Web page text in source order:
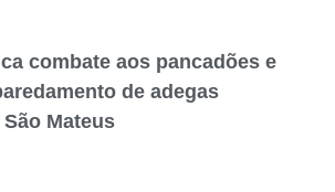
combate aos pancadões e
de adegas
Mateus